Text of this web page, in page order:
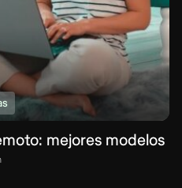
mejores modelos